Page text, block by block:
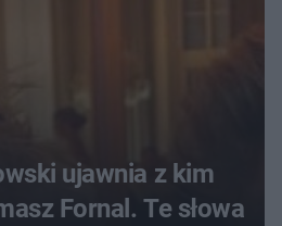
ujawnia z kim
Fornal. Te słowa